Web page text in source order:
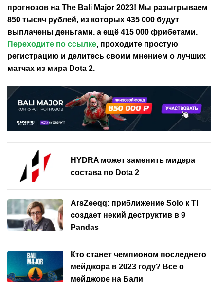
прогнозов на The Bali Major 2023! Мы разыгрываем
850 тысяч рублей, из которых 435 000 будут
выплачены деньгами, а ещё 415 000 фрибетами.
Переходите по ссылке, проходите простую
регистрацию и делитесь своим мнением о лучших
матчах из мира Dota 2.
HYDRA может заменить мидера
состава по Dota 2
ArsZeeqq: приближение Solo к TI
создает некий деструктив в 9
Pandas
Кто станет чемпионом последнего
мейджора в 2023 году? Всё о
мейджоре на Бали